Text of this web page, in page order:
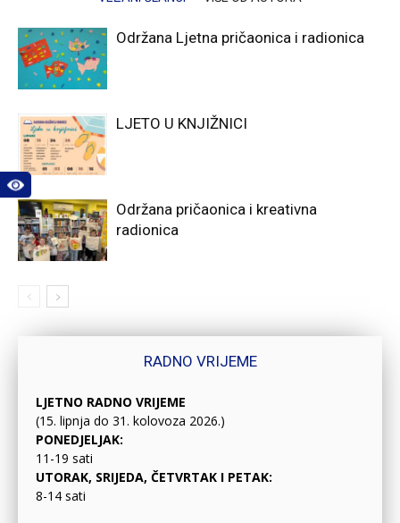
Održana Ljetna pričaonica i radionica
LJETO U KNJIŽNICI
Održana pričaonica i kreativna
radionica
RADNO VRIJEME
LJETNO RADNO VRIJEME
(15. lipnja do 31. kolovoza 2026.)
PONEDJELJAK:
11-19 sati
UTORAK, SRIJEDA, ČETVRTAK I PETAK:
8-14 sati